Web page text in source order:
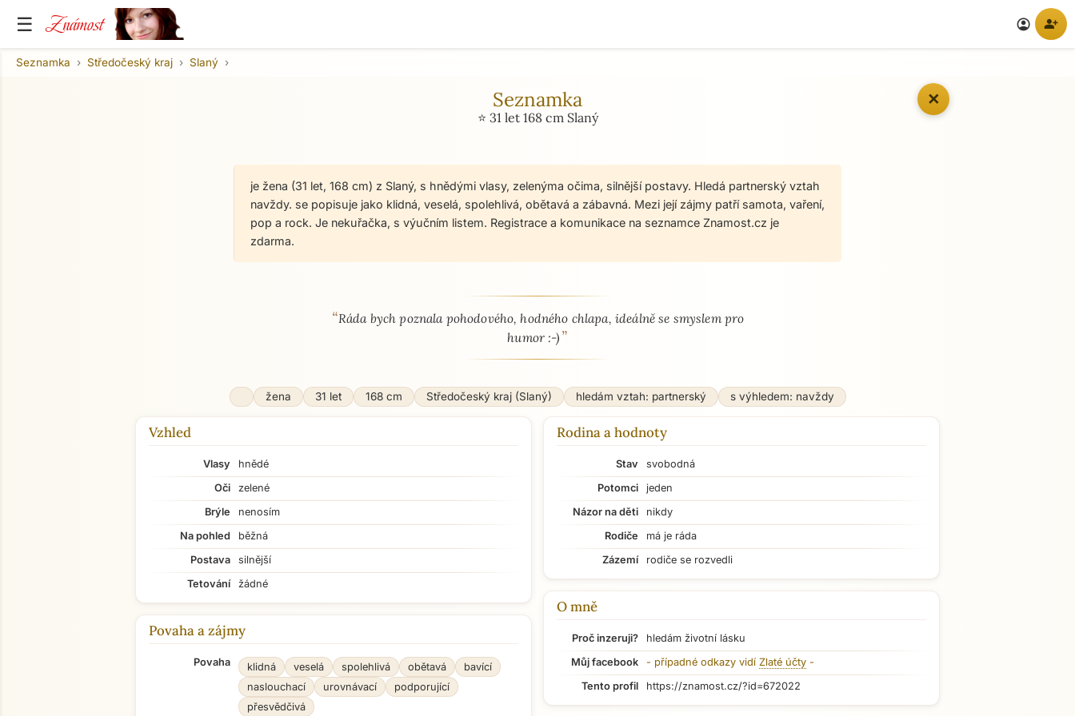
☰ Známost account_circle person_add
✕
Seznamka Středočeský kraj Slaný
Seznamka
⭐ 31 let 168 cm Slaný
je žena (31 let, 168 cm) z Slaný, s hnědými vlasy, zelenýma očima, silnější postavy. Hledá partnerský vztah
navždy. se popisuje jako klidná, veselá, spolehlivá, obětavá a zábavná. Mezi její zájmy patří samota, vaření,
pop a rock. Je nekuřačka, s výučním listem. Registrace a komunikace na seznamce Znamost.cz je
zdarma.
O mně - seznamka profil
“Ráda bych poznala pohodového, hodného chlapa, ideálně se smyslem pro
humor :-) ”
žena 31 let 168 cm Středočeský kraj (Slaný) hledám vztah: partnerský s výhledem: navždy
Vzhled
Vlasy
hnědé
Oči
zelené
Brýle
nenosím
Na pohled
běžná
Postava
silnější
Tetování
žádné
Povaha a zájmy
Povaha klidná veselá spolehlivá obětavá
bavící
naslouchací
urovnávací
podporující
přesvědčivá
Rodina a hodnoty
Stav
svobodná
Potomci
jeden
Názor na děti
nikdy
Rodiče
má je ráda
Zázemí
rodiče se rozvedli
O mně
Proč inzeruji?
hledám životní lásku
Můj facebook
- případné odkazy vidí Zlaté účty -
Tento profil
https://znamost.cz/?id=672022